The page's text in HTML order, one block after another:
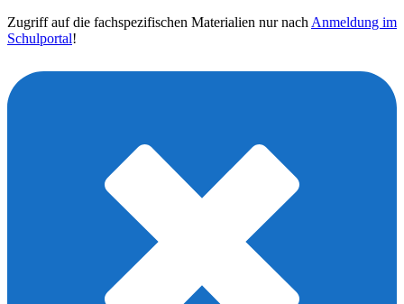
Zugriff auf die fachspezifischen Materialien nur nach Anmeldung im
Schulportal!